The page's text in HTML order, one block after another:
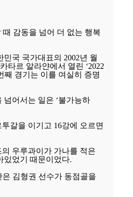
때 감동을 넘어 더 없는 행복
국 국가대표의 2002년 월
타르 알라얀에서 열린 ‘2022
째 경기는 이를 여실히 증명
어서는 일은 ‘불가능하
갈을 이기고 16강에 오르면
우루과이가 가나를 적은
있었기 때문이었다.
김형권 선수가 동점골을